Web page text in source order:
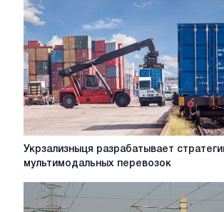
Китай
стал
лидером
открытой
экономики
Укрзализныця
развития
мультимодальных
Укрзализныця разрабатывает
мультимодальных перевозок